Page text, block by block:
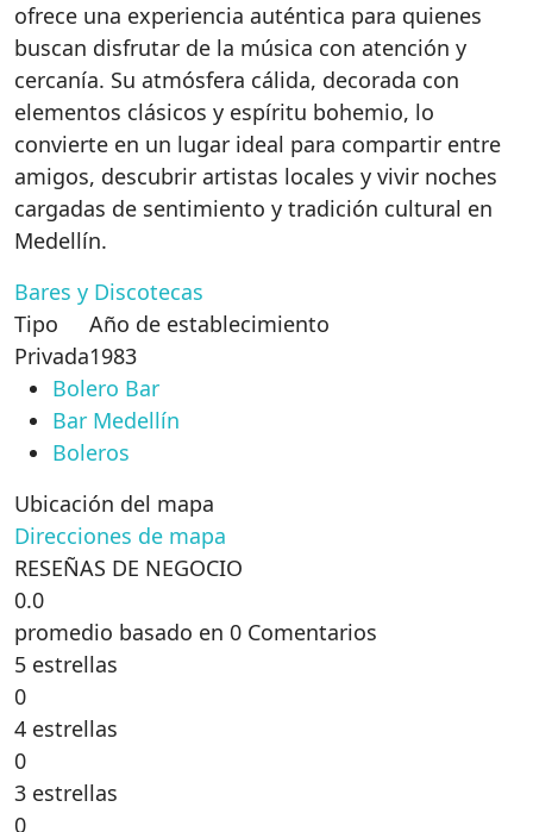
ofrece una experiencia auténtica para quienes
buscan disfrutar de la música con atención y
cercanía. Su atmósfera cálida, decorada con
elementos clásicos y espíritu bohemio, lo
convierte en un lugar ideal para compartir entre
amigos, descubrir artistas locales y vivir noches
cargadas de sentimiento y tradición cultural en
Medellín.
Bares y Discotecas
Tipo
Privada
Año de establecimiento
1983
Bolero Bar
Bar Medellín
Boleros
Ubicación del mapa
Direcciones de mapa
RESEÑAS DE NEGOCIO
0.0
promedio basado en 0 Comentarios
5 estrellas
0
4 estrellas
0
3 estrellas
0